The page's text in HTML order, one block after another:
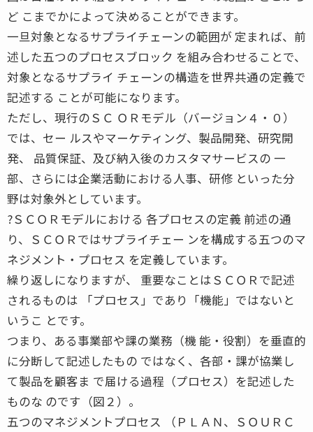
ど こまでかによって決めることができます。
一旦対象となるサプライチェーンの範囲が 定まれば、前
述した五つのプロセスブロック を組み合わせることで、
対象となるサプライ チェーンの構造を世界共通の定義で
記述する ことが可能になります。
ただし、現行のＳＣ ＯＲモデル（バージョン４・０）
では、セー ルスやマーケティング、製品開発、研究開
発、 品質保証、及び納入後のカスタマサービスの 一
部、さらには企業活動における人事、研修 といった分
野は対象外としています。
?ＳＣＯＲモデルにおける 各プロセスの定義 前述の通
り、ＳＣＯＲではサプライチェー ンを構成する五つのマ
ネジメント・プロセス を定義しています。
繰り返しになりますが、 重要なことはＳＣＯＲで記述
されるものは 「プロセス」であり「機能」ではないと
いうこ とです。
つまり、ある事業部や課の業務（機 能・役割）を垂直的
に分断して記述したもの ではなく、各部・課が協業し
て製品を顧客ま で届ける過程（プロセス）を記述した
ものな のです（図２）。
五つのマネジメントプロセス （ＰＬＡＮ、ＳＯＵＲＣ